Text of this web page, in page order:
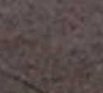
tai
kautta koko
rutiineista